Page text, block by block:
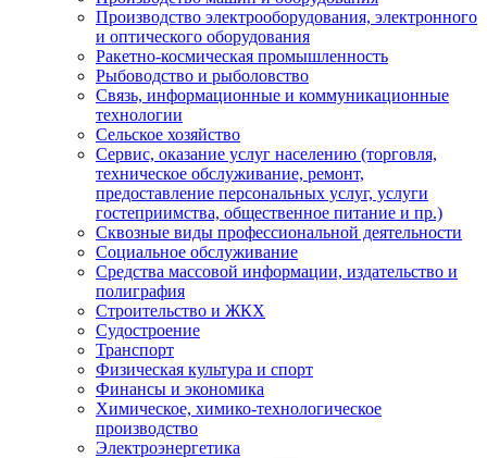
Производство электрооборудования, электронного
и оптического оборудования
Ракетно-космическая промышленность
Рыбоводство и рыболовство
Связь, информационные и коммуникационные
технологии
Сельское хозяйство
Сервис, оказание услуг населению (торговля,
техническое обслуживание, ремонт,
предоставление персональных услуг, услуги
гостеприимства, общественное питание и пр.)
Сквозные виды профессиональной деятельности
Социальное обслуживание
Средства массовой информации, издательство и
полиграфия
Строительство и ЖКХ
Судостроение
Транспорт
Физическая культура и спорт
Финансы и экономика
Химическое, химико-технологическое
производство
Электроэнергетика